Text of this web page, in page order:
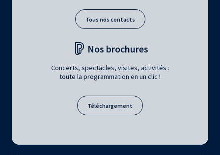
Tous nos contacts
Nos brochures
Concerts, spectacles, visites, activités :
toute la programmation en un clic !
Téléchargement